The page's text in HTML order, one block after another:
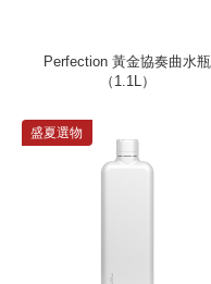
Perfection 黃金協奏曲水瓶
（1.1L）
盛夏選物